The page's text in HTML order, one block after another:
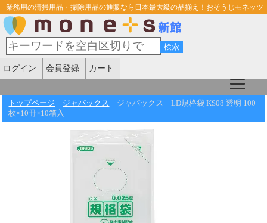
業務用の清掃用品・掃除用品の通販なら日本最大級の品揃え！おそうじモネッツ
ログイン 会員登録 カート
トップページ ジャパックス
ジャパックス LD規格袋 KS08 透明 100
枚×10冊×10箱入